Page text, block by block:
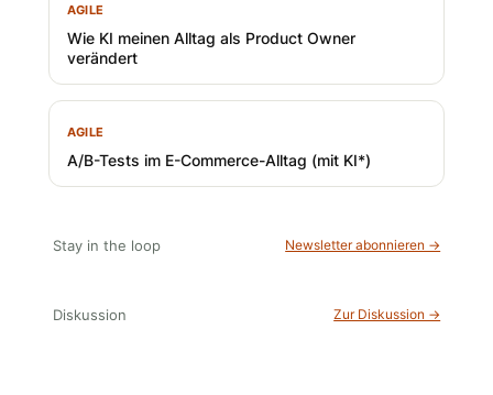
AGILE
Wie KI meinen Alltag als Product Owner
verändert
AGILE
A/B-Tests im E-Commerce-Alltag (mit KI*)
Stay in the loop Newsletter abonnieren →
Diskussion Zur Diskussion →